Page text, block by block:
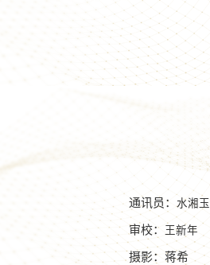
通讯员： 水湘玉
审校： 王新年
摄影：蒋希